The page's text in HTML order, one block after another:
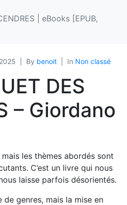
| eBooks [EPUB,
By benoit In Non classé
DES
– Giordano
mais les thèmes abordés sont
C’est un livre qui nous
laisse parfois désorientés.
de genres, mais la mise en